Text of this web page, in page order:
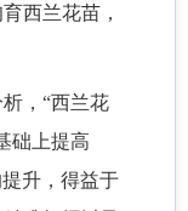
西兰花苗，
， “西兰花
础上提高
升，得益于